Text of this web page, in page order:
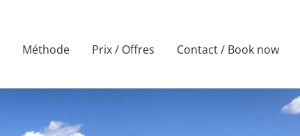
Méthode Prix / Offres Contact / Book now